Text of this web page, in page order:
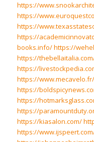
https://
https://
https://
https://
books.info/https://
https://
https://
https://www.mecavelo.fr/
https://
https://
https://
https://kiasalon.com/
https://